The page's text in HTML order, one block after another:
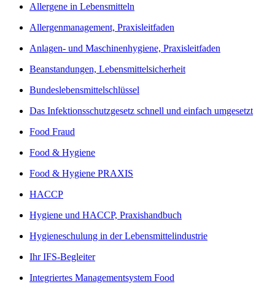
Allergene in Lebensmitteln
Allergenmanagement, Praxisleitfaden
Anlagen- und Maschinenhygiene, Praxisleitfaden
Beanstandungen, Lebensmittelsicherheit
Bundeslebensmittelschlüssel
Das Infektionsschutzgesetz schnell und einfach umgesetzt
Food Fraud
Food & Hygiene
Food & Hygiene PRAXIS
HACCP
Hygiene und HACCP, Praxishandbuch
Hygieneschulung in der Lebensmittelindustrie
Ihr IFS-Begleiter
Integriertes Managementsystem Food